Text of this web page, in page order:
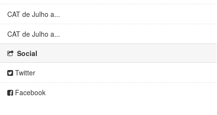
CAT de Julho a...
CAT de Julho a...
Social
Twitter
Facebook